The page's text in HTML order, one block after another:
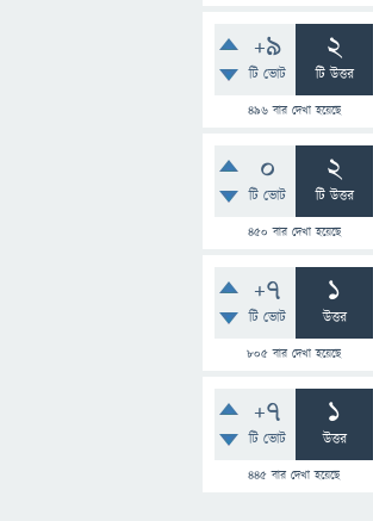
+9
টি ভোট
2
টি উত্তর
496বার দেখা হয়েছে
0
টি ভোট
2
টি উত্তর
450 বার দেখা হয়েছে
+7
টি ভোট
1
উত্তর
805 বার দেখা হয়েছে
+7
টি ভোট
1
উত্তর
445 বার দেখা হয়েছে